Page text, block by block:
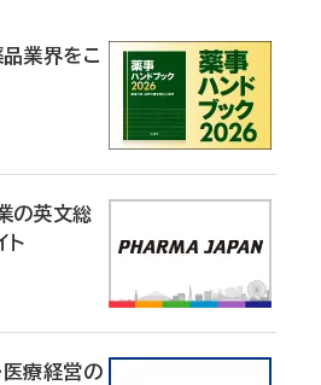
品業界をこ
の英文総
ト
医療経営の